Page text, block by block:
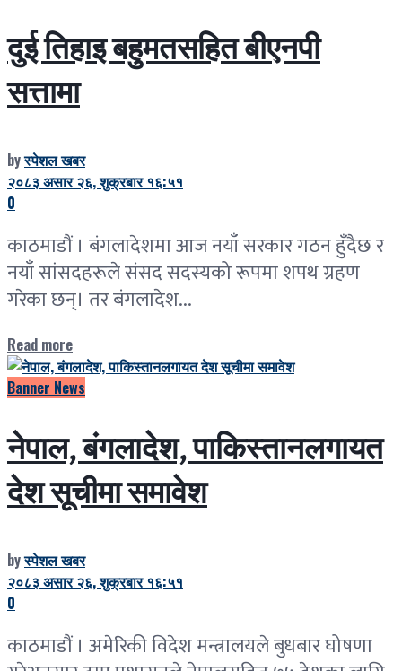
दुई तिहाइ बहुमतसहित बीएनपी
सत्तामा
byस्पेशल खबर
२०८३ असार २६, शुक्रबार १६:५१
0
काठमाडौं । बंगलादेशमा आज नयाँ सरकार गठन हुँदैछ र
नयाँ सांसदहरूले संसद सदस्यको रूपमा शपथ ग्रहण
गरेका छन्। तर बंगलादेश...
Read more
Banner News
नेपाल, बंगलादेश, पाकिस्तानलगायत
देश सूचीमा समावेश
byस्पेशल खबर
२०८३ असार २६, शुक्रबार १६:५१
0
काठमाडौं । अमेरिकी विदेश मन्त्रालयले बुधबार घोषणा